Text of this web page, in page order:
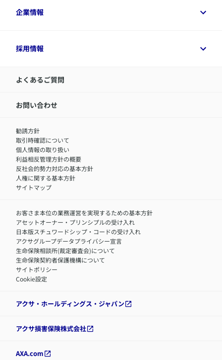
変額保険各種情報
デジタル約款
令和8年（2026年）分の生命保険料控除証明書について
アクサのネット完結保険（旧アクサダイレクト生命）
法人のお客さまトップ
経営者サポートサービス
企業情報
企業情報トップ
アクサ生命が選ばれる理由
IR情報
サステナビリティの取り組み
​お客さまを金融犯罪からお守りするために
アクサグループについて
採用情報
採用情報トップ
中途採用：内勤正社員
職）
中途採用：フィナンシャルプラン・アドバイザー（営業職）
障害者採用
よくあるご質問
お問い合わせ
勧誘方針
取引時確認について
個人情報の取り扱い
利益相反管理方針の概要
反社会的勢力対応の基本方針
人権に関する基本方針
サイトマップ
お客さま本位の業務運営を実現するための基本方針
アセットオーナー・プリンシプルの受け入れ
日本版スチュワードシップ・コードの受け入れ
アクサグループデータプライバシー宣言
生命保険相談所(裁定審査会)について
生命保険契約者保護機構について
サイトポリシー
Cookie設定
アクサ・ホールディングス・ジャパン
アクサ損害保険株式会社
AXA.com